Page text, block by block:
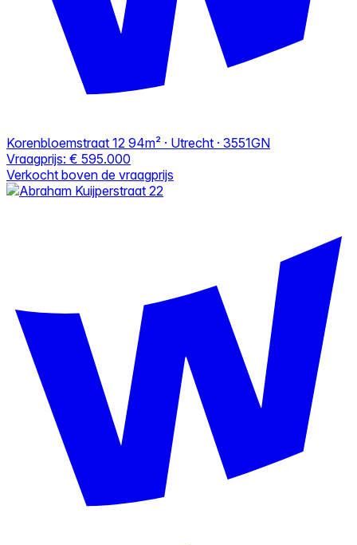
Korenbloemstraat 12 94m² · Utrecht · 3551GN
Vraagprijs: € 595.000
Verkocht boven de vraagprijs